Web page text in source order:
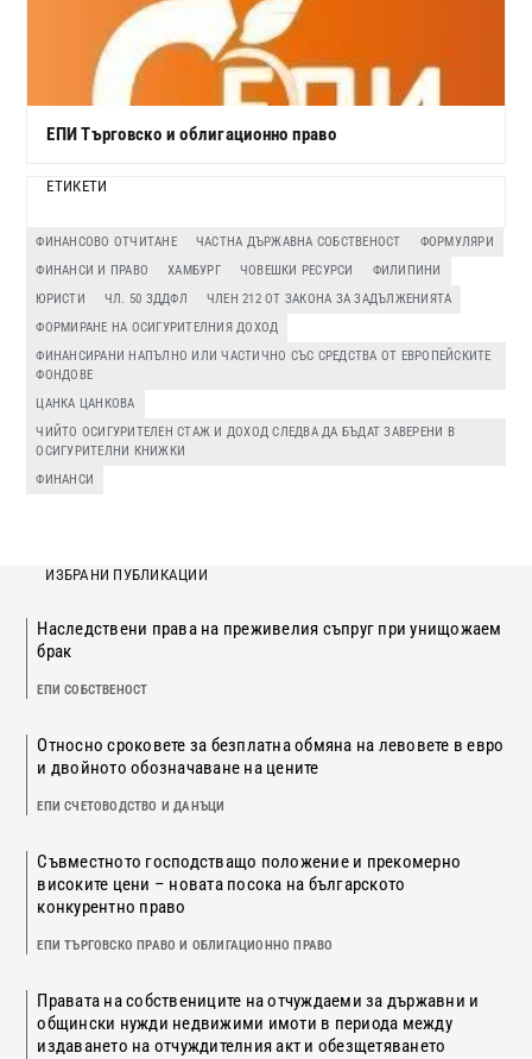
ЕПИ Търговско и облигационно право
ЕТИКЕТИ
ФИНАНСОВО ОТЧИТАНЕ ЧАСТНА ДЪРЖАВНА СОБСТВЕНОСТ
ФОРМУЛЯРИ
ФИНАНСИ И ПРАВО
ХАМБУРГ ЧОВЕШКИ РЕСУРСИ
ФИЛИПИНИ
ЮРИСТИ
ЧЛ. 50 ЗДДФЛ
ЧЛЕН 212 ОТ ЗАКОНА ЗА ЗАДЪЛЖЕНИЯТА
ФОРМИРАНЕ НА ОСИГУРИТЕЛНИЯ ДОХОД
ФИНАНСИРАНИ НАПЪЛНО ИЛИ ЧАСТИЧНО СЪС СРЕДСТВА ОТ ЕВРОПЕЙСКИТЕ
ФОНДОВЕ
ЦАНКА ЦАНКОВА
ЧИЙТО ОСИГУРИТЕЛЕН СТАЖ И ДОХОД СЛЕДВА ДА БЪДАТ ЗАВЕРЕНИ В
ОСИГУРИТЕЛНИ КНИЖКИ
ФИНАНСИ
ИЗБРАНИ ПУБЛИКАЦИИ
Наследствени права на преживелия съпруг при унищожаем
брак
ЕПИ СОБСТВЕНОСТ
Относно сроковете за безплатна обмяна на левовете в евро
и двойното обозначаване на цените
ЕПИ СЧЕТОВОДСТВО И ДАНЪЦИ
Съвместното господстващо положение и прекомерно
високите цени – новата посока на българското
конкурентно право
ЕПИ ТЪРГОВСКО ПРАВО И ОБЛИГАЦИОННО ПРАВО
Правата на собствениците на отчуждаеми за държавни и
общински нужди недвижими имоти в периода между
издаването на отчуждителния акт и обезщетяването